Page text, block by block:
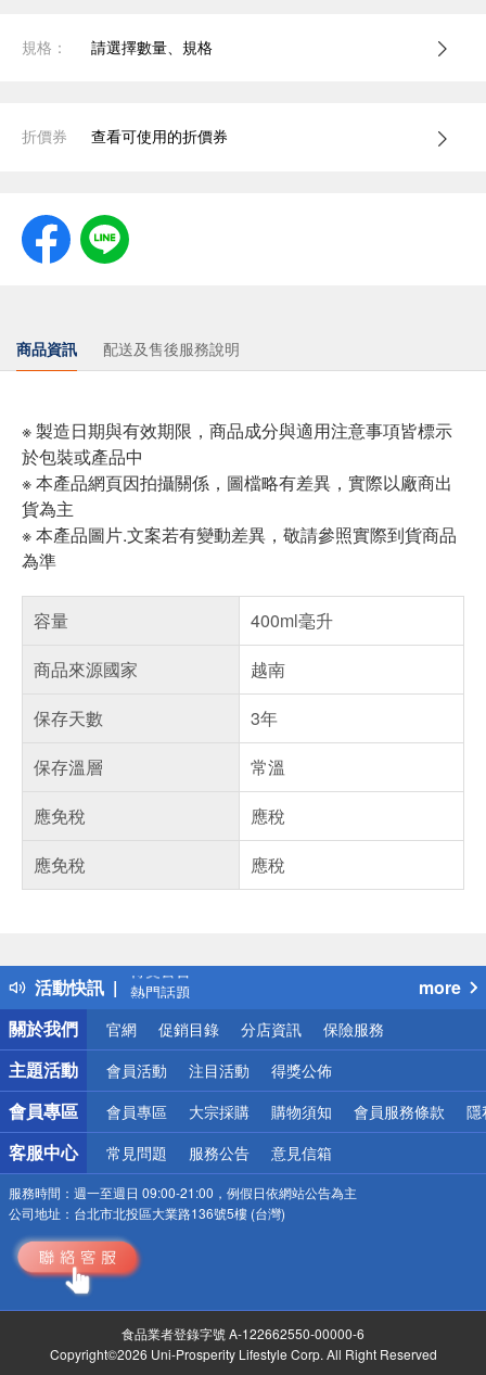
規格： 請選擇數量、規格
折價券 查看可使用的折價券
商品資訊 配送及售後服務說明
※ 製造日期與有效期限，商品成分與適用注意事項皆標示
於包裝或產品中
※ 本產品網頁因拍攝關係，圖檔略有差異，實際以廠商出
貨為主
※ 本產品圖片.文案若有變動差異，敬請參照實際到貨商品
為準
容量
400ml毫升
商品來源國家
越南
保存天數
3年
保存溫層
常溫
應免稅
應稅
應免稅
應稅
活動快訊
得獎公告
熱門話題
銀行優惠
偏遠地區配送
詐騙網頁！請小心！
more
關於我們
官網 促銷目錄 分店資訊 保險服務
主題活動 會員活動 注目活動 得獎公佈
會員專區 會員專區 大宗採購 購物須知 會員服務條款 隱
客服中心 常見問題 服務公告 意見信箱
服務時間： 週一至週日 09:00-21:00，例假日依網站公告為主
公司地址： 台北市北投區大業路136號5樓 (台灣)
食品業者登錄字號 A-122662550-00000-6
Copyright©2026 Uni-Prosperity Lifestyle Corp. All Right Reserved